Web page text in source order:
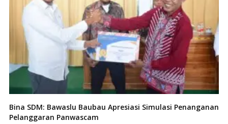
Bina SDM: Bawaslu Baubau Apresiasi Simulasi Penanganan
Pelanggaran Panwascam